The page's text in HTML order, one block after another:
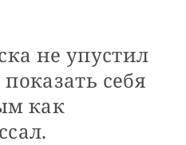
не упустил
себя
как